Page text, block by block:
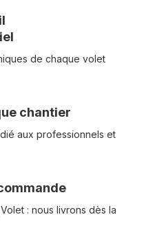
de chaque volet
chantier
aux professionnels et
: nous livrons dès la